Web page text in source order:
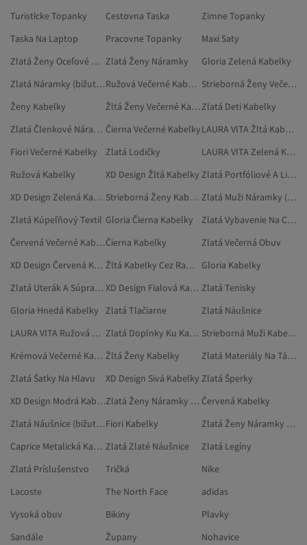
Turisticke Topanky
Cestovna Taska
Zimne Topanky
Taska Na Laptop
Pracovne Topanky
Maxi Saty
Zlatá Ženy Oceľové Náramky Zlatá Ženy Náramky
Gloria Zelená Kabelky
Zlatá Náramky (bižutéria)
Ružová Večerné Kabelky
Strieborná Ženy Večerné Kabelky
Ženy Kabelky
Žltá Ženy Večerné KabelkyZlatá Deti Kabelky
Zlatá Členkové Náramky (bižutéria) Čierna Večerné Kabelky
LAURA VITA Žltá Kabelky
Fiori Večerné Kabelky
Zlatá Lodičky
LAURA VITA Zelená Kabelky
Ružová Kabelky
XD Design Žltá Kabelky
Zlatá Portfóliové A Listové Kabelky
XD Design Zelená Kabelky
Strieborná Ženy Kabelky
Zlatá Muži Náramky (bižutéria)
Zlatá Kúpeľňový Textil Gloria Čierna Kabelky
Zlatá Vybavenie Na Cvičenie
Červená Večerné KabelkyČierna Kabelky
Zlatá Večerná Obuv
XD Design Červená Kabelky
Žltá Kabelky Cez Rameno
Gloria Kabelky
Zlatá Uterák A Súprava Uterákov
XD Design Fialová Kabelky Zlatá Tenisky
Gloria Hnedá Kabelky
Zlatá Tlačiarne
Zlatá Náušnice
LAURA VITA Ružová Kabelky
Zlatá Doplnky Ku Kabelkám
Strieborná Muži Kabelky
Krémová Večerné Kabelky Žltá Ženy Kabelky
Zlatá Materiály Na Táborenie
Zlatá Šatky Na Hlavu
XD Design Sivá Kabelky Zlatá Šperky
XD Design Modrá Kabelky
Zlatá Ženy Náramky Na Členok Červená Kabelky
Zlatá Náušnice (bižutéria)Fiori Kabelky
Zlatá Ženy Náramky (bižutéria)
Caprice Metalická Kabelky Zlatá Zlaté Náušnice
Zlatá Legíny
Zlatá Príslušenstvo
Tričká
Nike
Lacoste
The North Face
adidas
Vysoká obuv
Bikiny
Plavky
Sandále
Župany
Nohavice